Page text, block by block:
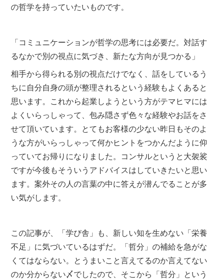
の哲学を持っていたいものです。
「コミュニケーションが哲学の思考には必要だ。対話す
るなかで別の視点に気づき、新たな方向が見つかる」
相手から得られる別の視点だけでなく、話をしているう
ちに自分自身の頭が整理されるという経験もよくあると
思います。これから起業しようという方がテマヒマには
よくいらっしゃって、包み隠さず色々な経験やお話をさ
せて頂いています。とてもお客様の少ない昨日もそのよ
うな方がいらっしゃって何かヒントをつかんだように仰
っていてお帰りになりました。コンサルというと大袈裟
ですが今後もそういうアドバイスはしていきたいと思い
ます。案外その人の言葉の中に答えが潜んでることが多
い気がします。
この記事が、「学び舎」も、新しい知を生めない「栄養
不足」に気づいているはずだ。「哲分」の補給を急がな
くてはならない。とうまいこと言えてるのか言えてない
のか分からない〆でしたので、そこから「哲分」という